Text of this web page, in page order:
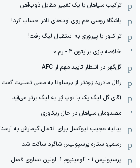
ترکیب سپاهان با یک تغییر مقابل ذوب‌آهن
باشگاه روسی هم روی اوت‌های نادر حساب کرد!
تراکتور با پیروزی به استقبال لیگ رفت!
خلاصه بازی برایتون 3 - رم 0
گل‌گهر در انتظار تایید مهم از ‌AFC
رئال مادرید زودتر از بارسلونا به مسی تسلیت گفت
آقای گل لیگ یک با توپ پُر به لیگ برتر می‌آید
مصدومان سپاهان در حال ریکاوری
بیانیه عجیب نیوکسل برای انتقال گیمارش به
رسمی: ستاره پرسپولیس شاگرد ساکت شد
پرسپولیس 1 - آلومینیوم 1: اولین تساوی فصل